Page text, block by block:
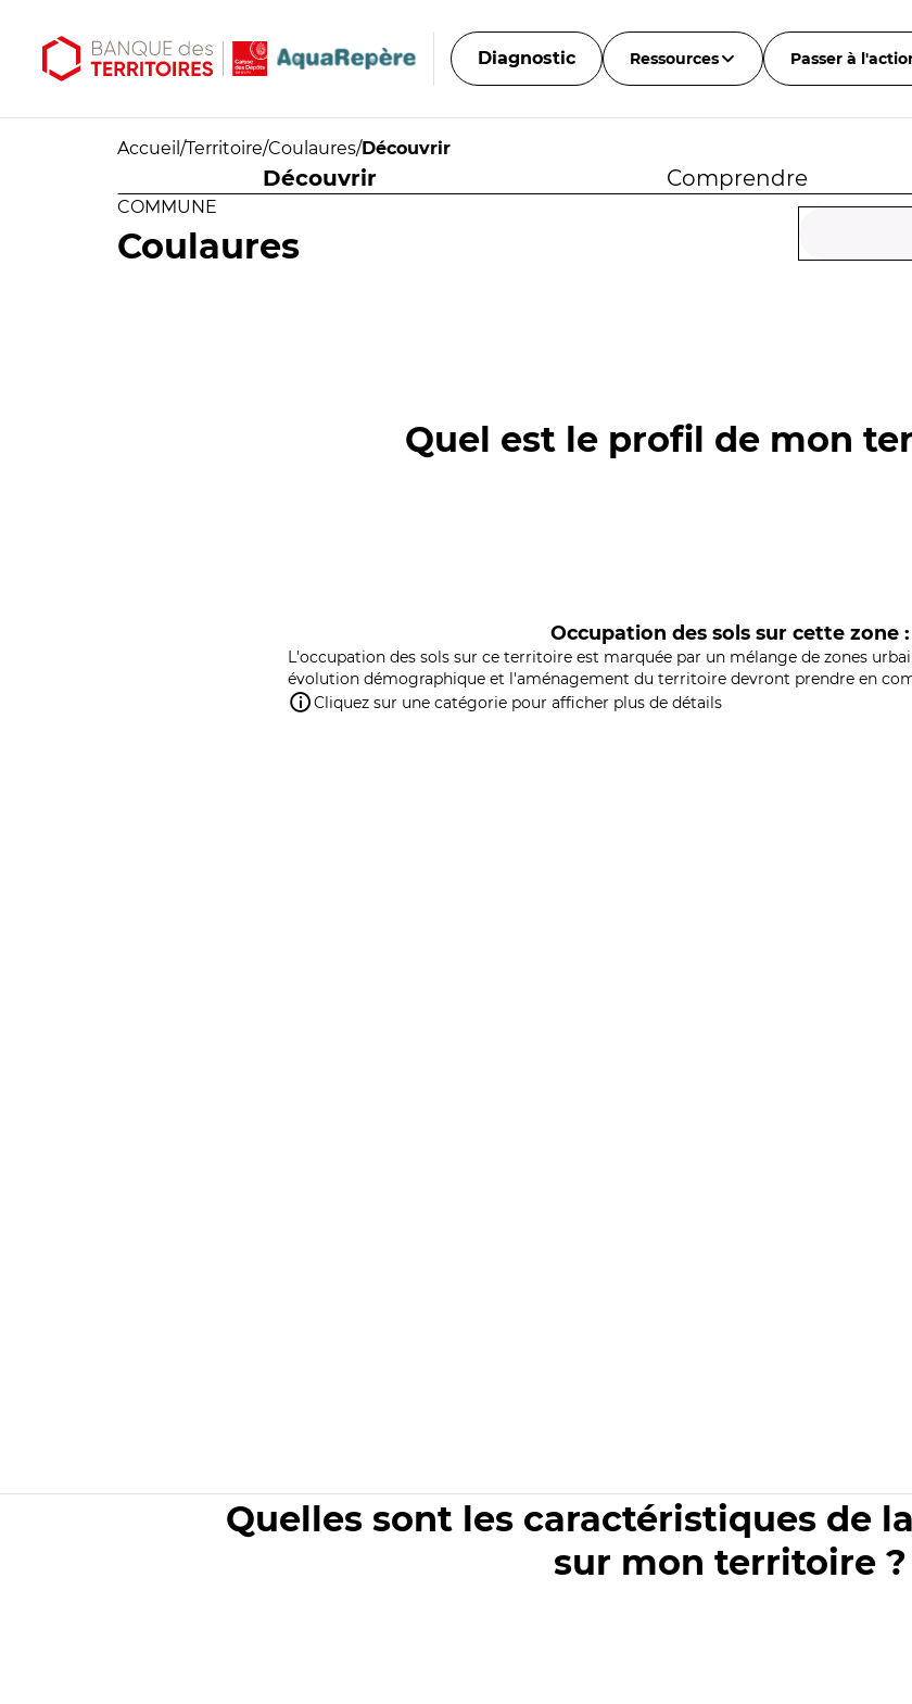
Diagnostic Ressources Passer à
Accueil /Territoire/Coulaures/Découvrir
Découvrir Comprendre
COMMUNE
Coulaures
Quel est le profil de mon
Occupation des sols sur cette zone :
L'occupation des sols sur ce territoire est marquée par un mélange de zones
évolution démographique et l'aménagement du territoire devront prendre en
Cliquez sur une catégorie pour afficher plus de détails
Quelles sont les caractéristiques de
sur mon territoire ?